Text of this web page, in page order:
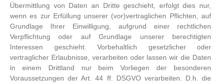
Übermittlung von Daten an Dritte geschieht, erfolgt dies nur,
wenn es zur Erfüllung unserer (vor)vertraglichen Pflichten, auf
Grundlage Ihrer Einwilligung, aufgrund einer rechtlichen
Verpflichtung oder auf Grundlage unserer berechtigten
Interessen geschieht. Vorbehaltlich gesetzlicher oder
vertraglicher Erlaubnisse, verarbeiten oder lassen wir die Daten
in einem Drittland nur beim Vorliegen der besonderen
Voraussetzungen der Art. 44 ff. DSGVO verarbeiten. D.h. die